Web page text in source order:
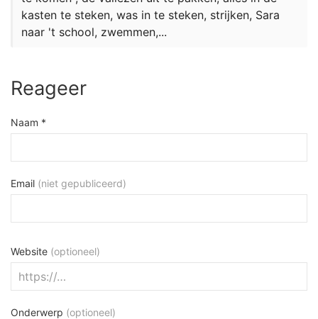
kasten te steken, was in te steken, strijken, Sara
naar 't school, zwemmen,...
Reageer
Naam *
Email (niet gepubliceerd)
Website (optioneel)
Onderwerp (optioneel)